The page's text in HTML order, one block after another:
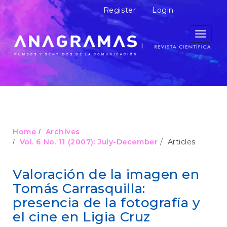
n
N
a
v
g
n
n
C
n
t
Register Login
Toggle
Home
Archives
Vol. 6 No. 11 (2007): July-December
Articles
Valoración de la imagen en
Tomás Carrasquilla:
presencia de la fotografía y
el cine en Ligia Cruz